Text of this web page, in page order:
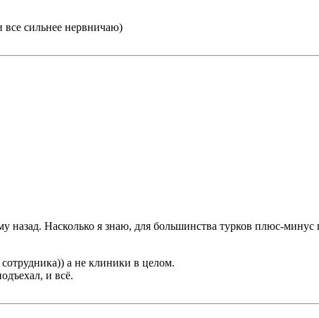
все сильнее нервничаю)
Насколько я знаю, для большинства турков плюс-минус
а не клиники в целом.
и всё.